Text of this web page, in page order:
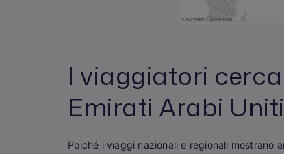
I viaggiatori
Emirati Arabi Uniti
Poiché i viaggi nazionali e regionali mostrano